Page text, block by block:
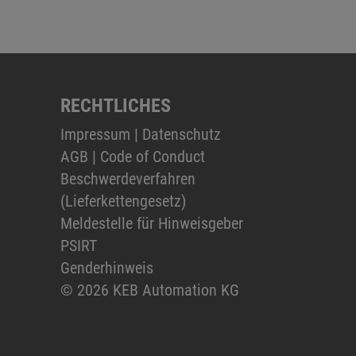
RECHTLICHES
Impressum | Datenschutz
AGB | Code of Conduct
Beschwerdeverfahren
(Lieferkettengesetz)
Meldestelle für Hinweisgeber
PSIRT
Genderhinweis
© 2026 KEB Automation KG